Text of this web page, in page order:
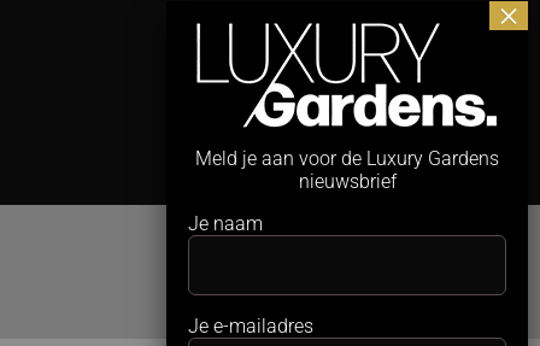
Meld je aan voor de Luxury Gardens
nieuwsbrief
Je naam
Je e-mailadres